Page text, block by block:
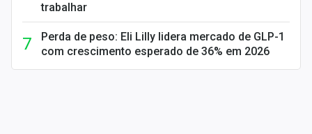
trabalhar
Perda de peso: Eli Lilly lidera mercado de GLP-1
com crescimento esperado de 36% em 2026